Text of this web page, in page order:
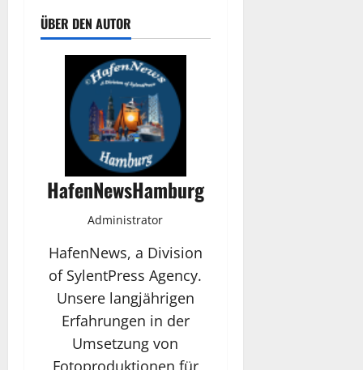
ÜBER DEN AUTOR
HafenNewsHamburg
Administrator
HafenNews, a Division
of SylentPress Agency.
Unsere langjährigen
Erfahrungen in der
Umsetzung von